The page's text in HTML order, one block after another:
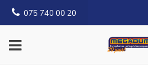
075 740 00 20